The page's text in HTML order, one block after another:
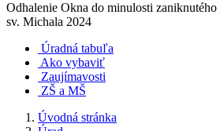
Odhalenie Okna do minulosti
sv. Michala 2024
Úradná tabuľa
Ako vybaviť
Zaujímavosti
ZŠ a MŠ
Úvodná stránka